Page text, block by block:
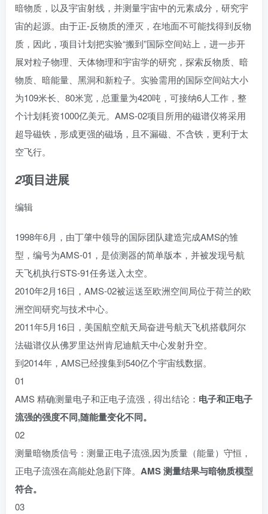
暗物质 ，以及宇宙射线，并测量宇宙中的元素成分，研究宇
宙的起源。由于正-反物质的湮灭，在地面不可能找得到反物
质，因此，项目计划把实验“搬到”国际空间站 上，进一步开
展对粒子物理、天体物理和宇宙学的研究，探索反物质、暗
物质、 暗能量 、黑洞和新粒子。实验需用的国际空间站大小
为109米长、80米宽，总重量为420吨，可接纳6人工作，整
个计划耗资1000亿美元。AMS-02项目所用的磁谱仪将采用
超导磁铁 ，形成更强的磁场，且不漏磁、不含铁，更利于太
空飞行。
2项目进展
编辑
1998年6月，由丁肇中领导的国际团队建造完成AMS的雏
型，编号为AMS-01，是侦测器的简单版本，并被发现号航
天飞机执行STS-91任务送入太空。
2010年2月16日，AMS-02被运送至欧洲空间局位于荷兰的欧
洲空间研究与技术中心。
2011年5月16日， 美国航空航天局奋进号航天飞机搭载阿尔
法磁谱仪从佛罗里达州肯尼迪航天中心发射升空。
到2014年，AMS已经搜集到540亿个宇宙线数据。
01
AMS 精确测量电子和正电子流强，得出结论： 电子和正电子
流强的强度不同,随能量变化不同。
02
测量暗物质信号：测量正电子流强,因为质量（能量）守恒，
正电子流强在高能处急剧下降。 AMS 测量结果与暗物质模型
符合。
03